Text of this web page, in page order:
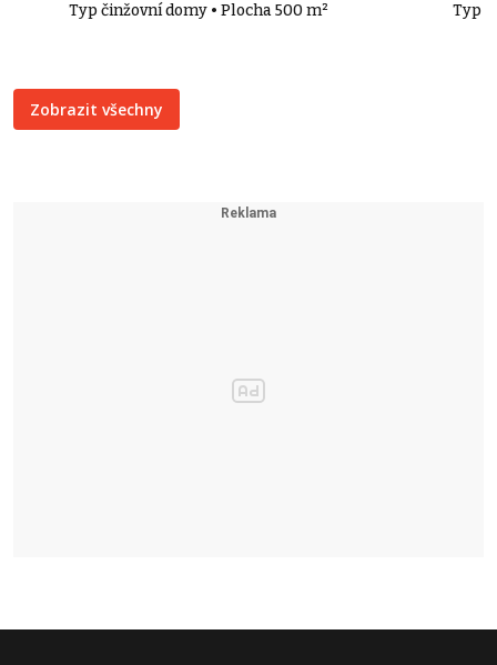
Typ činžovní domy • Plocha 500 m²
Typ
Zobrazit všechny